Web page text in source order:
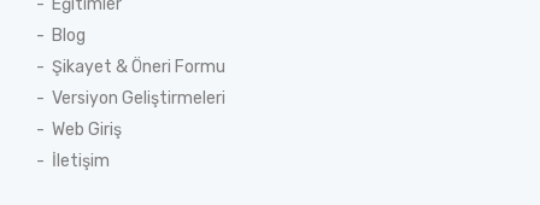
Blog
Şikayet & Öneri Formu
Versiyon Geliştirmeleri
Web Giriş
İletişim